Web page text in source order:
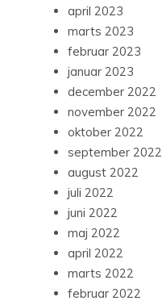
april 2023
marts 2023
februar 2023
januar 2023
december 2022
november 2022
oktober 2022
september 2022
august 2022
juli 2022
juni 2022
maj 2022
april 2022
marts 2022
februar 2022